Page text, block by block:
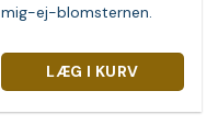
mig-ej-blomsternen.
LÆG I KURV